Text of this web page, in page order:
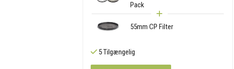
Pack
55mm CP Filter
5 Tilgængelig